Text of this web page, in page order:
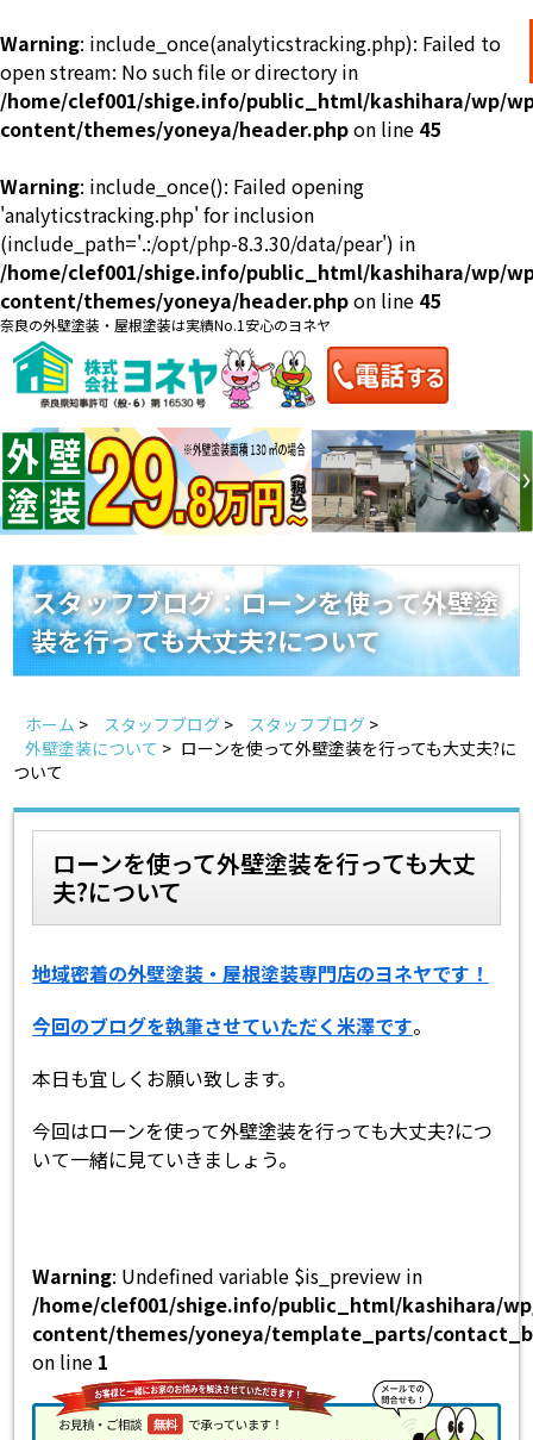
Warning: include_once(analyticstracking.php): Failed to
open stream: No such file or directory in
/home/clef001/shige.info/public_html/kashihara/wp/
content/themes/yoneya/header.phpon line 45
Warning: include_once(): Failed opening
'analyticstracking.php' for inclusion
(include_path='.:/opt/php-8.3.30/data/pear') in
/home/clef001/shige.info/public_html/kashihara/wp/
content/themes/yoneya/header.phpon line 45
奈良の外壁塗装・屋根塗装は実績No.1安心のヨネヤ
料金一覧 会社案内
来店予約 お問い合わせ
お見積り
地域の事例がいっぱい
ヨネヤの施工実績
Home お客様の声
スタッフ紹介 よくあるご質問
スタッフブログ 屋根リフォームについて
ヨネヤがお客様から選ばれる10の理由
見積もりシミュレーション
スタッフブログ：ローンを使って外壁塗
装を行っても大丈夫?について
ホーム > スタッフブログ > スタッフブログ >
外壁塗装について > ローンを使って外壁塗装を行っても大丈夫?に
ついて
ローンを使って外壁塗装を行っても大丈
夫?について
地域密着の外壁塗装・屋根塗装専門店のヨネヤです！
今回のブログを執筆させていただく米澤です。
本日も宜しくお願い致します。
今回はローンを使って外壁塗装を行っても大丈夫?につ
いて一緒に見ていきましょう。
Warning: Undefined variable $is_preview in
/home/clef001/shige.info/public_html/kashihara/
content/themes/yoneya/template_parts/
on line 1